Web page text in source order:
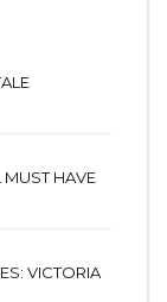
MUST HAVE
VICTORIA